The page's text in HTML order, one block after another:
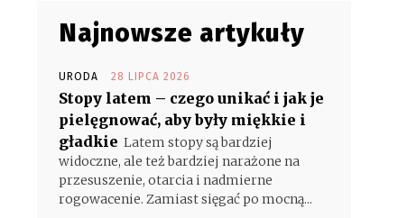
Najnowsze artykuły
URODA 28 LIPCA 2026
Stopy latem – czego unikać i jak je
pielęgnować, aby były miękkie i
gładkie Latem stopy są bardziej
widoczne, ale też bardziej narażone na
przesuszenie, otarcia i nadmierne
rogowacenie. Zamiast sięgać po mocną...